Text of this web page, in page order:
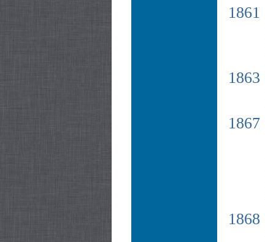
1861
1863
1867
1868